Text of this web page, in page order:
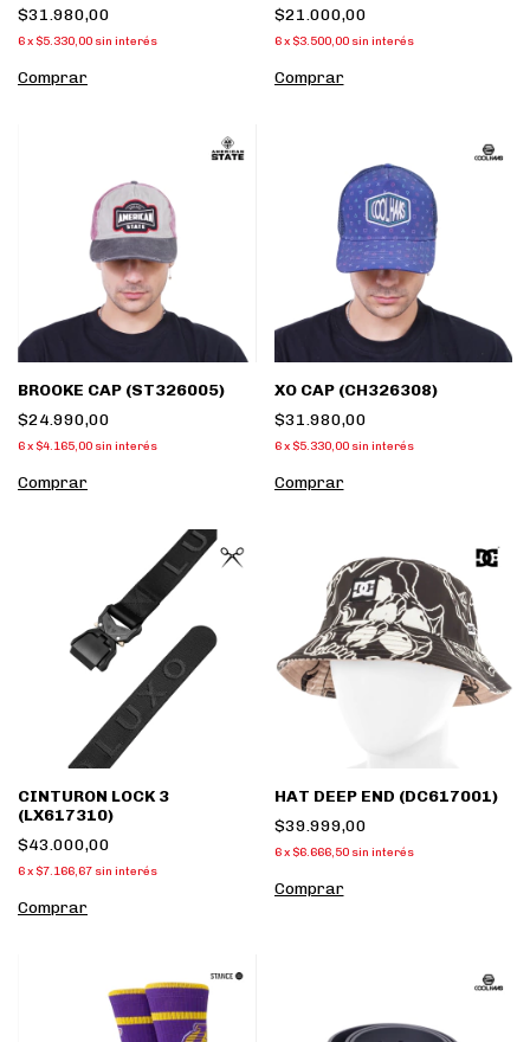
$31.980,00
6x $5.330,00 sin interés
Comprar
$21.000,00
6 x $3.500,00 sin interés
BROOKE CAP (ST326005)
$24.990,00
6x $4.165,00 sin interés
Comprar
XO CAP (CH326308)
$31.980,00
6 x $5.330,00 sin interés
Comprar
CINTURON LOCK 3
(LX617310)
$43.000,00
6x $7.166,67 sin interés
Comprar
HAT DEEP END (DC617001)
$39.999,00
6 x $6.666,50 sin interés
Comprar